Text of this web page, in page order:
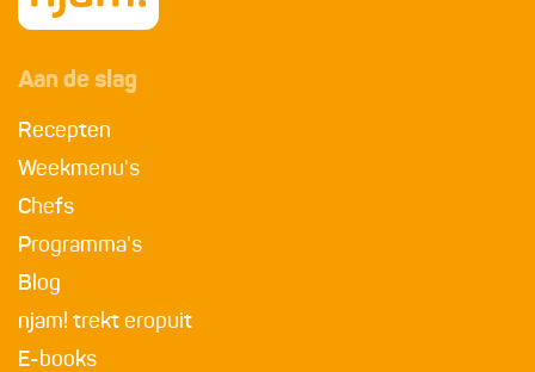
Aan de slag
Recepten
Weekmenu's
Chefs
Programma's
Blog
njam! trekt eropuit
E-books